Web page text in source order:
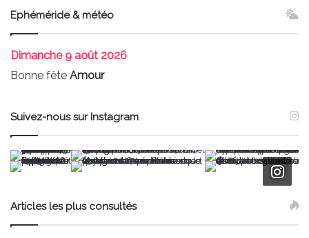
Ephéméride & météo
Dimanche9 août 2026
Bonne fête Amour
Suivez-nous sur Instagram
Articles les plus consultés